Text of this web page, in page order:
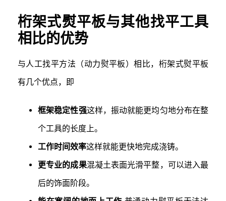
桁架式熨平板与其他找平工具
相比的优势
与人工找平方法（动力熨平板）相比，桁架式熨平板
有几个优点，即
框架稳定性强这样，振动就能更均匀地分布在整
个工具的长度上。
工作时间效率这样就能更快地完成浇铸。
更专业的成果混凝土表面光滑平整，可以进入最
后的饰面阶段。